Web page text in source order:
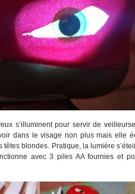
s’illuminent pour servir de
dans le visage non plus mais elle
blondes. Pratique, la lumière
avec 3 piles AA fournies et